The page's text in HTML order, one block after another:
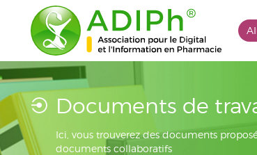
Documents de
Ici, vous trouverez des documents
documents collaboratifs